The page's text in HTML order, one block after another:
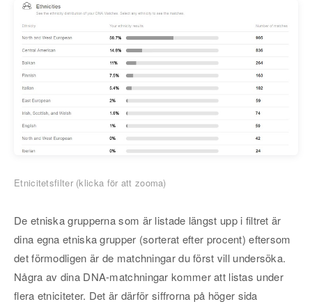
Etnicitetsfilter (klicka för att zooma)
De etniska grupperna som är listade längst upp i filtret är
dina egna etniska grupper (sorterat efter procent) eftersom
det förmodligen är de matchningar du först vill undersöka.
Några av dina DNA-matchningar kommer att listas under
flera etniciteter. Det är därför siffrorna på höger sida